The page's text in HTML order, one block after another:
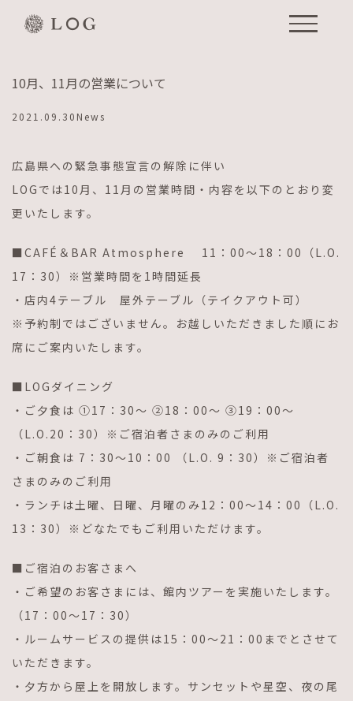
10月、11月の営業について
2021.09.30 News
広島県への緊急事態宣言の解除に伴い
LOGでは10月、11月の営業時間・内容を以下のとおり変
更いたします。
■CAFÉ＆BAR Atmosphere 11：00〜18：00（L.O.
17：30）※営業時間を1時間延長
・店内4テーブル 屋外テーブル（テイクアウト可）
※予約制ではございません。お越しいただきました順にお
席にご案内いたします。
■LOGダイニング
・ご夕食は ①17：30～ ②18：00～ ③19：00～
（L.O.20：30）※ご宿泊者さまのみのご利用
・ご朝食は 7：30～10：00 （L.O. 9：30）※ご宿泊者
さまのみのご利用
・ランチは土曜、日曜、月曜のみ12：00～14：00（L.O.
13：30）※どなたでもご利用いただけます。
■ご宿泊のお客さまへ
・ご希望のお客さまには、館内ツアーを実施いたします。
（17：00～17：30）
・ルームサービスの提供は15：00～21：00までとさせて
いただきます。
・夕方から屋上を開放します。サンセットや星空、夜の尾